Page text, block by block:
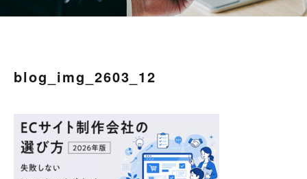
blog_img_2603_12